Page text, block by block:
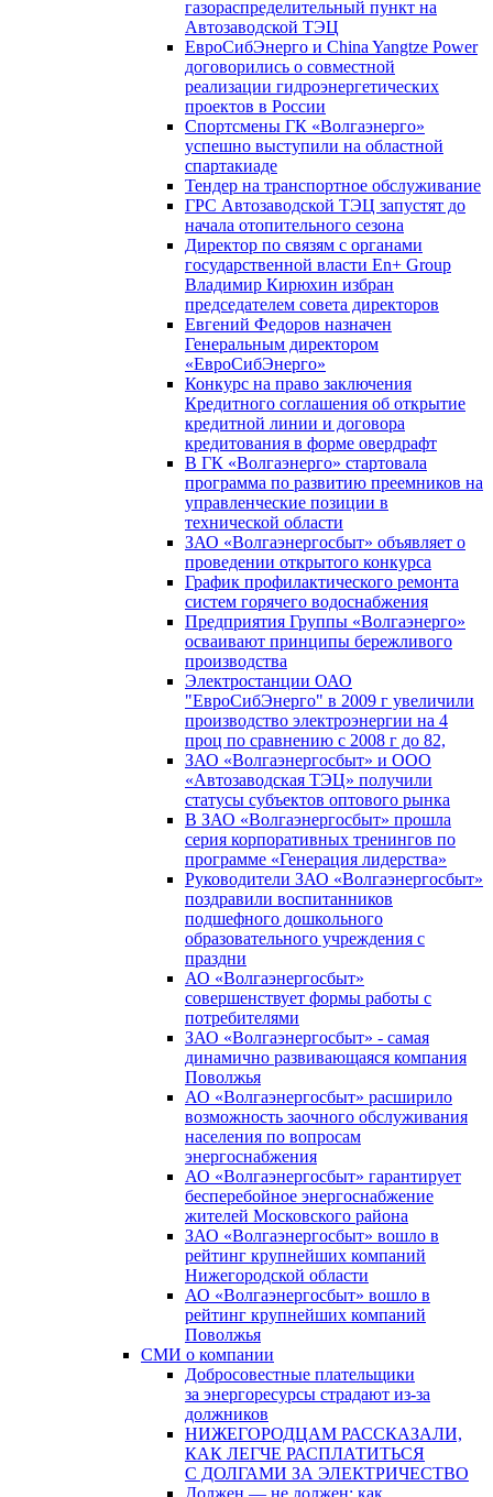
газораспределительный пункт на
Автозаводской ТЭЦ
ЕвроСибЭнерго и China Yangtze Power
договорились о совместной
реализации гидроэнергетических
проектов в России
Спортсмены ГК «Волгаэнерго»
успешно выступили на областной
спартакиаде
Тендер на транспортное обслуживание
ГРС Автозаводской ТЭЦ запустят до
начала отопительного сезона
Директор по связям с органами
государственной власти En+ Group
Владимир Кирюхин избран
председателем совета директоров
Евгений Федоров назначен
Генеральным директором
«ЕвроСибЭнерго»
Конкурс на право заключения
Кредитного соглашения об открытие
кредитной линии и договора
кредитования в форме овердрафт
В ГК «Волгаэнерго» стартовала
программа по развитию преемников на
управленческие позиции в
технической области
ЗАО «Волгаэнергосбыт» объявляет о
проведении открытого конкурса
График профилактического ремонта
систем горячего водоснабжения
Предприятия Группы «Волгаэнерго»
осваивают принципы бережливого
производства
Электростанции ОАО
"ЕвроСибЭнерго" в 2009 г увеличили
производство электроэнергии на 4
проц по сравнению с 2008 г до 82,
ЗАО «Волгаэнергосбыт» и ООО
«Автозаводская ТЭЦ» получили
статусы субъектов оптового рынка
В ЗАО «Волгаэнергосбыт» прошла
серия корпоративных тренингов по
программе «Генерация лидерства»
Руководители ЗАО «Волгаэнергосбыт»
поздравили воспитанников
подшефного дошкольного
образовательного учреждения с
праздни
АО «Волгаэнергосбыт»
совершенствует формы работы с
потребителями
ЗАО «Волгаэнергосбыт» - самая
динамично развивающаяся компания
Поволжья
АО «Волгаэнергосбыт» расширило
возможность заочного обслуживания
населения по вопросам
энергоснабжения
АО «Волгаэнергосбыт» гарантирует
бесперебойное энергоснабжение
жителей Московского района
ЗАО «Волгаэнергосбыт» вошло в
рейтинг крупнейших компаний
Нижегородской области
АО «Волгаэнергосбыт» вошло в
рейтинг крупнейших компаний
Поволжья
СМИ о компании
Добросовестные плательщики
за энергоресурсы страдают из-за
должников
НИЖЕГОРОДЦАМ РАССКАЗАЛИ,
КАК ЛЕГЧЕ РАСПЛАТИТЬСЯ
С ДОЛГАМИ ЗА ЭЛЕКТРИЧЕСТВО